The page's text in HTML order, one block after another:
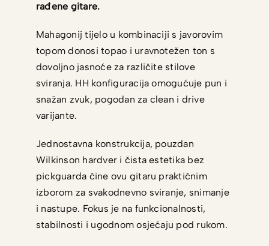
rađene gitare.
Mahagonij tijelo u kombinaciji s javorovim
topom donosi topao i uravnotežen ton s
dovoljno jasnoće za različite stilove
sviranja. HH konfiguracija omogućuje pun i
snažan zvuk, pogodan za clean i drive
varijante.
Jednostavna konstrukcija, pouzdan
Wilkinson hardver i čista estetika bez
pickguarda čine ovu gitaru praktičnim
izborom za svakodnevno sviranje, snimanje
i nastupe. Fokus je na funkcionalnosti,
stabilnosti i ugodnom osjećaju pod rukom.